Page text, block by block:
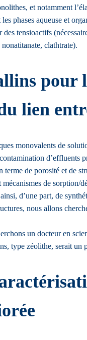
et notamment
phases aqueuse et
tensioactifs
clathtrate).
pour
lien
monovalents de
terme de porosité et de
de
d’une part, de
nous allons
un docteur en
type zéolithe, serait un